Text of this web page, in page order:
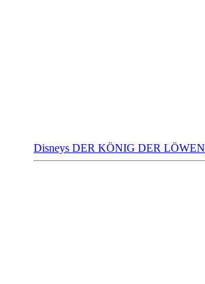
Disneys DER KÖNIG DER LÖWEN